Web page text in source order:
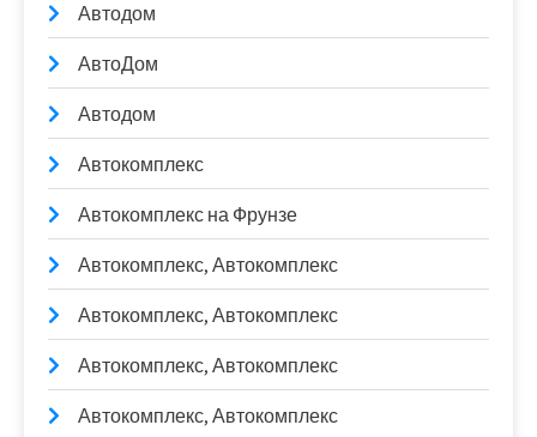
Автодом
АвтоДом
Автодом
Автокомплекс
Автокомплекс на Фрунзе
Автокомплекс, Автокомплекс
Автокомплекс, Автокомплекс
Автокомплекс, Автокомплекс
Автокомплекс, Автокомплекс